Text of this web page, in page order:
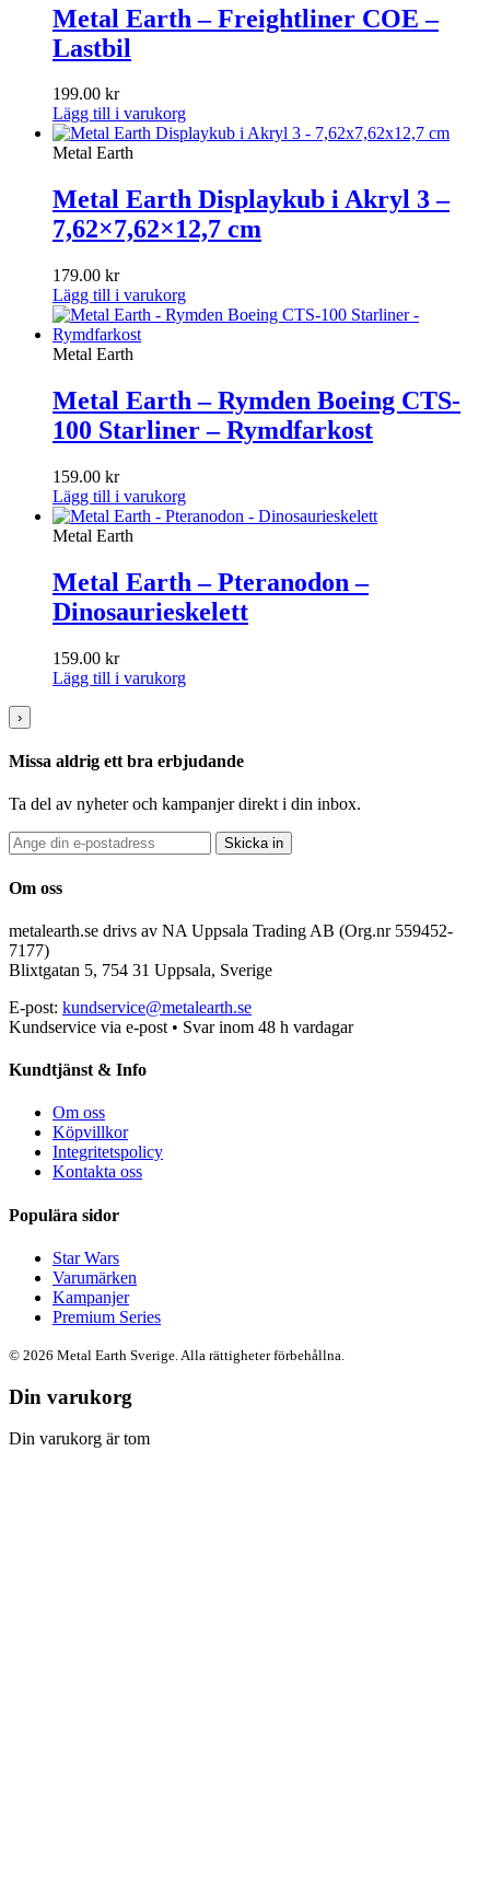
Metal Earth – Freightliner COE –
Lastbil
199.00 kr
Lägg till i varukorg
Metal Earth
Metal Earth Displaykub i Akryl 3 –
7,62×7,62×12,7 cm
179.00 kr
Lägg till i varukorg
Metal Earth
Metal Earth – Rymden Boeing CTS-
100 Starliner – Rymdfarkost
159.00 kr
Lägg till i varukorg
Metal Earth
Metal Earth – Pteranodon –
Dinosaurieskelett
159.00 kr
Lägg till i varukorg
›
Missa aldrig ett bra erbjudande
Ta del av nyheter och kampanjer direkt i din inbox.
Skicka in
Om oss
metalearth.se drivs av NA Uppsala Trading AB (Org.nr 559452-
7177)
Blixtgatan 5, 754 31 Uppsala, Sverige
E-post: kundservice@metalearth.se
Kundservice via e-post • Svar inom 48 h vardagar
Kundtjänst & Info
Om oss
Köpvillkor
Integritetspolicy
Kontakta oss
Populära sidor
Star Wars
Varumärken
Kampanjer
Premium Series
© 2026 Metal Earth Sverige. Alla rättigheter förbehållna.
Din varukorg
Din varukorg är tom